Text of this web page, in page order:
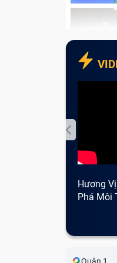
này
Hương
Phá Môi
Quận 1